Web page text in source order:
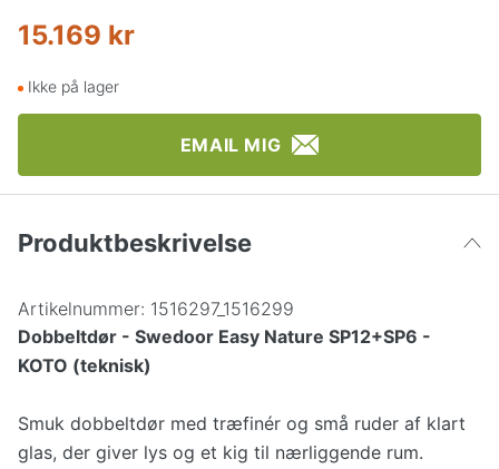
15.169 kr
Ikke på lager
EMAIL MIG
Produktbeskrivelse
Artikelnummer: 1516297_1516299
Dobbeltdør - Swedoor Easy Nature SP12+SP6 -
KOTO (teknisk)
Smuk dobbeltdør med træfinér og små ruder af klart
glas, der giver lys og et kig til nærliggende rum.